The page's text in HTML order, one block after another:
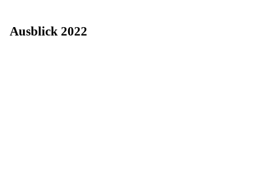
Ausblick 2022